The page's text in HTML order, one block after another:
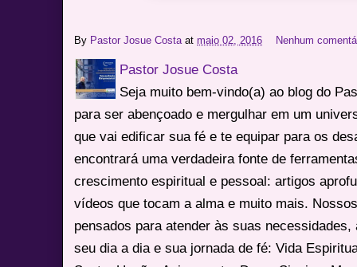
By Pastor Josue Costa atmaio 02, 2016 Nenhum
Pastor Josue Costa
Seja muito bem-vindo(a) ao blog do
para ser abençoado e mergulhar em um
que vai edificar sua fé e te equipar para os
encontrará uma verdadeira fonte de
crescimento espiritual e pessoal: artigos
vídeos que tocam a alma e muito mais.
pensados para atender às suas
seu dia a dia e sua jornada de fé: Vida